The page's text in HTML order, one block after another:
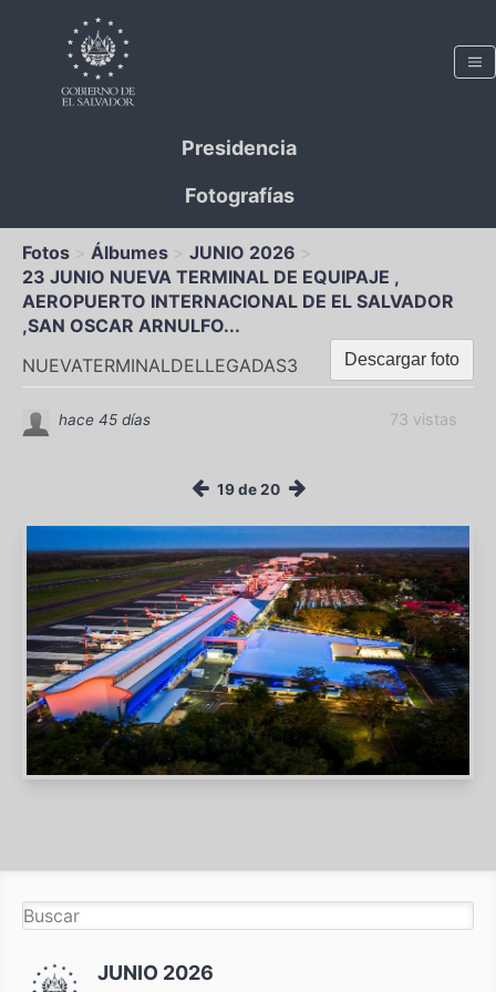
Presidencia
Fotografías
Fotos Álbumes
JUNIO 2026
23 JUNIO NUEVA TERMINAL DE EQUIPAJE ,
AEROPUERTO INTERNACIONAL DE EL SALVADOR
,SAN OSCAR ARNULFO...
Descargar foto
NUEVATERMINALDELLEGADAS3
73 vistas
hace 45 días
19 de 20
JUNIO 2026